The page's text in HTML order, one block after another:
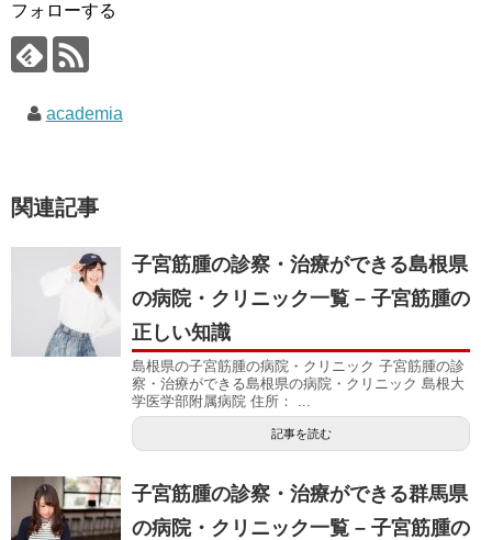
フォローする
academia
関連記事
子宮筋腫の診察・治療ができる島根県
の病院・クリニック一覧 – 子宮筋腫の
正しい知識
島根県の子宮筋腫の病院・クリニック 子宮筋腫の診
察・治療ができる島根県の病院・クリニック 島根大
学医学部附属病院 住所： ...
記事を読む
子宮筋腫の診察・治療ができる群馬県
の病院・クリニック一覧 – 子宮筋腫の